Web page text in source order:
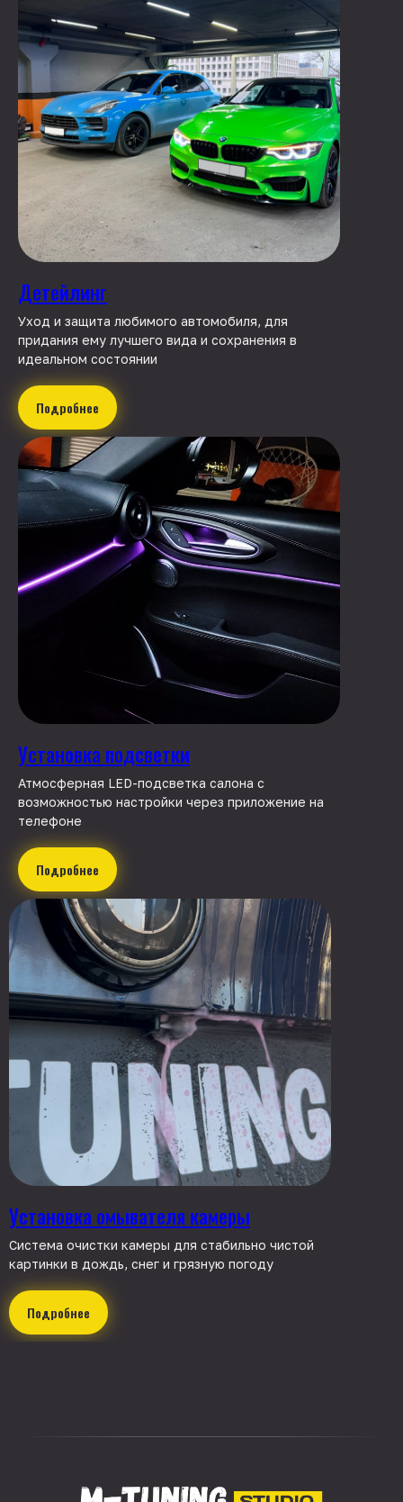
Детейлинг
Уход и защита любимого автомобиля, для
придания ему лучшего вида и сохранения в
идеальном состоянии
Подробнее
Установка подсветки
Атмосферная LED-подсветка салона с
возможностью настройки через приложение на
телефоне
Подробнее
Установка омывателя камеры
Система очистки камеры для стабильно чистой
картинки в дождь, снег и грязную погоду
Подробнее